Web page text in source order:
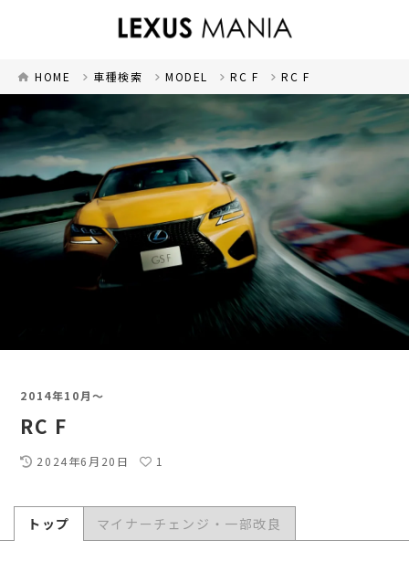
HOME 車種検索 MODEL RC F RC F
2014年10月～
RC F
2024年6月20日 1
トップ マイナーチェンジ・一部改良